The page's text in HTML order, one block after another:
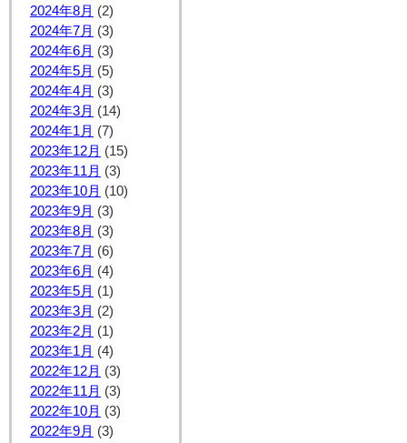
2024年8月 (2)
2024年7月 (3)
2024年6月 (3)
2024年5月 (5)
2024年4月 (3)
2024年3月 (14)
2024年1月 (7)
2023年12月 (15)
2023年11月 (3)
2023年10月 (10)
2023年9月 (3)
2023年8月 (3)
2023年7月 (6)
2023年6月 (4)
2023年5月 (1)
2023年3月 (2)
2023年2月 (1)
2023年1月 (4)
2022年12月 (3)
2022年11月 (3)
2022年10月 (3)
2022年9月 (3)